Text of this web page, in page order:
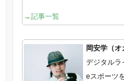
→記事一覧
岡安学（オ
デジタルラ
eスポーツ